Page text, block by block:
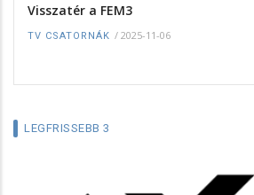
Visszatér a FEM3
TV CSATORNÁK / 2025-11-06
LEGFRISSEBB 3